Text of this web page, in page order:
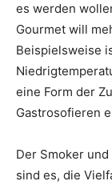
es werden
Gourmet will
Beispielsweise
eine Form der
Gastrosofieren
Der Smoker
sind es, die